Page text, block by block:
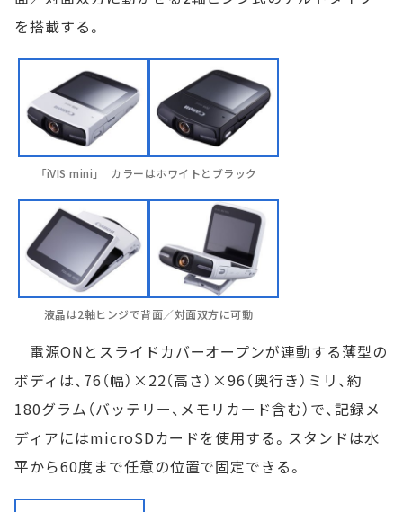
を搭載する。
「iVIS mini」 カラーはホワイトとブラック
液晶は2軸ヒンジで背面／対面双方に可動
電源ONとスライドカバーオープンが連動する薄型の
ボディは、76（幅）×22（高さ）×96（奥行き）ミリ、約
180グラム（バッテリー、メモリカード含む）で、記録メ
ディアにはmicroSDカードを使用する。スタンドは水
平から60度まで任意の位置で固定できる。